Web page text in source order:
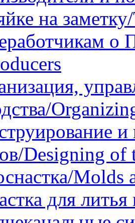
на
о
и
Designing of
Molds
для литья